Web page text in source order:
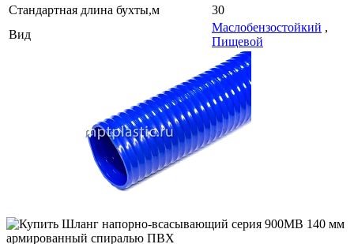
Стандартная длина бухты,м
30
Вид
Маслобензостойкий ,
Пищевой